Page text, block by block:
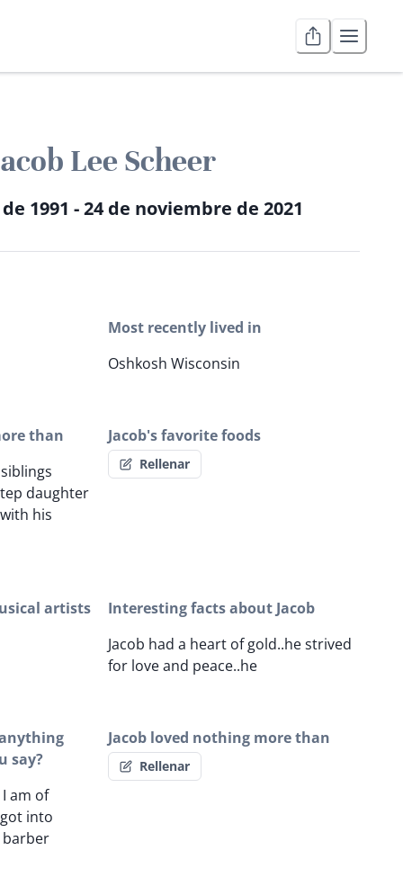
Lee Scheer
1991 - 24 de noviembre de 2021
Most recently lived in
Oshkosh Wisconsin
than
daughter
his
Jacob's favorite foods
Rellenar
artists
Interesting facts about Jacob
Jacob had a heart of gold..he strived
for love and peace..he
say?
am of
into
barber
Jacob loved nothing more than
Rellenar